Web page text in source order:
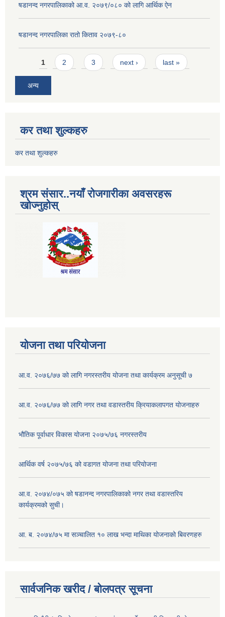
षडानन्द नगरपालिकाको आ.व. २०७९/०८० को लागि आर्थिक ऐन
षडानन्द नगरपालिका रातो किताव २०७९-८०
Pages
1 2 3 next › last »
अन्य
कर तथा शुल्कहरु
कर तथा शुल्कहरु
श्रम संसार..नयाँ रोजगारीका अवसरहरू
खोज्नुहोस्
योजना तथा परियोजना
आ.व. २०७६/७७ को लागि नगरस्तरीय योजना तथा कार्यक्रम अनुसूची ७
आ.व. २०७६/७७ को लागि नगर तथा वडास्तरीय क्रियाकलापगत योजनाहरु
भौतिक पूर्वाधार विकास योजना २०७५/७६ नगरस्तरीय
आर्थिक वर्ष २०७५/७६ को वडागत योजना तथा परियोजना
आ.व. २०७४/०७५ को षडानन्द नगरपालिकाको नगर तथा वडास्तरिय
कार्यक्रमको सुची।
आ. ब. २०७४/७५ मा सञ्चालित १० लाख भन्दा माथिका योजनाको बिवरणहरु
सार्वजनिक खरीद / बोलपत्र सूचना